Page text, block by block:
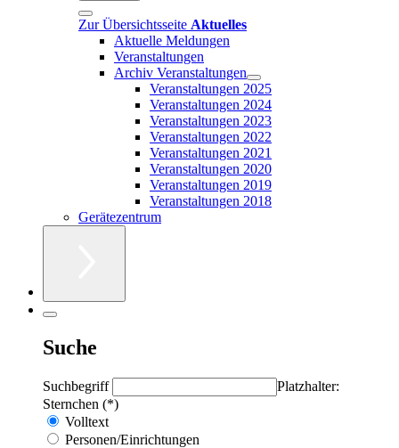
Zur Übersichtsseite Aktuelles
Aktuelle Meldungen
Veranstaltungen
Archiv Veranstaltungen
Veranstaltungen 2025
Veranstaltungen 2024
Veranstaltungen 2023
Veranstaltungen 2022
Veranstaltungen 2021
Veranstaltungen 2020
Veranstaltungen 2019
Veranstaltungen 2018
Gerätezentrum
Suche
Suchbegriff
Platzhalter:
Sternchen (*)
Volltext
Personen/Einrichtungen